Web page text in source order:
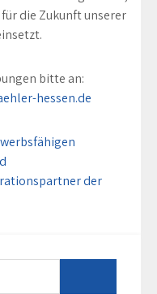
die Zukunft unserer
bitte an:
hessen.de
der